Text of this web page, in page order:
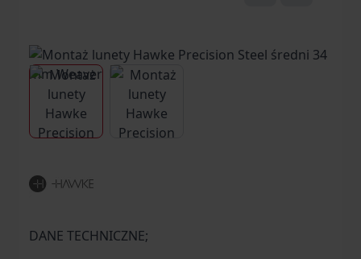
View larger imageView larger image
DANE TECHNICZNE;